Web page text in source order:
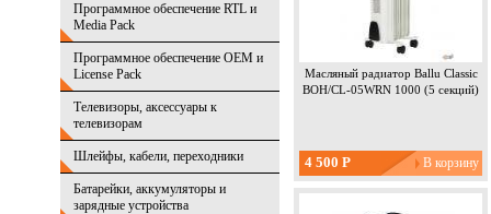
Программное обеспечение RTL и
Media Pack
Программное обеспечение OEM и
License Pack
Телевизоры, аксессуары к
телевизорам
Шлейфы, кабели, переходники
Батарейки, аккумуляторы и
зарядные устройства
Масляный радиатор Ballu Classic
BOH/CL-05WRN 1000 (5 секций)
4 500 Р